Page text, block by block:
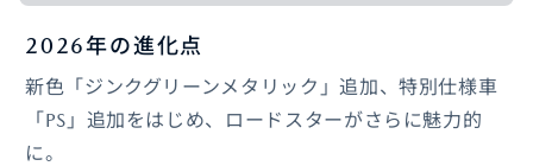
2026年の進化点
新色「ジンクグリーンメタリック」追加、特別仕様車
「PS」追加をはじめ、ロードスターがさらに魅力的
に。